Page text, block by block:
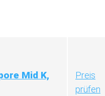
Mid K,
Preis
prüfen